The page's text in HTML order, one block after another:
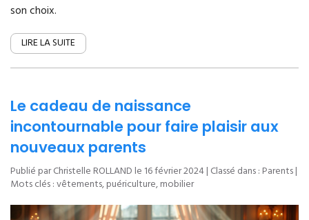
son choix.
LIRE LA SUITE
Le cadeau de naissance
incontournable pour faire plaisir aux
nouveaux parents
Publié par Christelle ROLLAND le 16 février 2024| Classé dans : Parents|
Mots clés :vêtements,puériculture,mobilier